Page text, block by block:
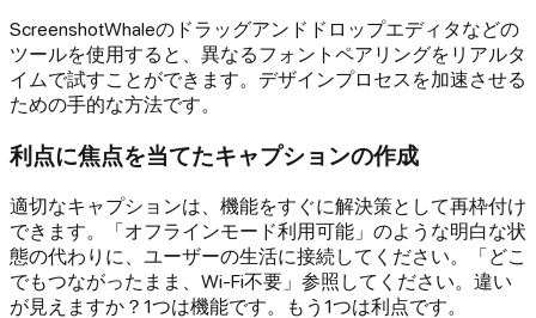
ScreenshotWhaleのドラッグアンドドロップエディタなどの
ツールを使用すると、異なるフォントペアリングをリアルタ
イムで試すことができます。デザインプロセスを加速させる
ための手的な方法です。
利点に焦点を当てたキャプションの作成
適切なキャプションは、機能をすぐに解決策として再枠付け
できます。「オフラインモード利用可能」のような明白な状
態の代わりに、ユーザーの生活に接続してください。「どこ
でもつながったまま、Wi-Fi不要」参照してください。違い
が見えますか？1つは機能です。もう1つは利点です。